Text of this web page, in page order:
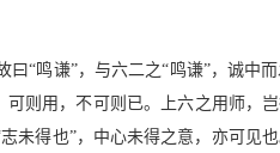
“鸣谦”，与六二之“鸣谦”，诚中
则用，不可则已。上六之用师，
得也”，中心未得之意，亦可见